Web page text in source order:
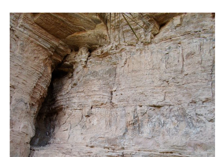
Petit problème... Une erreur
s'est produite
Google Maps ne s'est pas chargé correctement sur cette
page. Pour plus d'informations techniques sur cette erreur,
veuillez consulter la console JavaScript.